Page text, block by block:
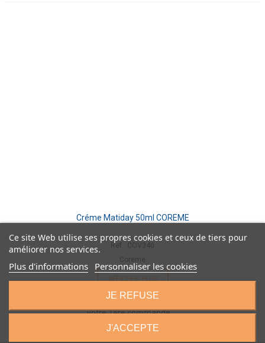
Créme Matiday 50ml COREME
Ref : COV340
Coreme
Ce site Web utilise ses propres cookies et ceux de tiers pour
améliorer nos services.
Plus d'informations Personnaliser les cookies
JE REFUSE
J'ACCEPTE
votre 1ère commande
avec le code BIENVENUE